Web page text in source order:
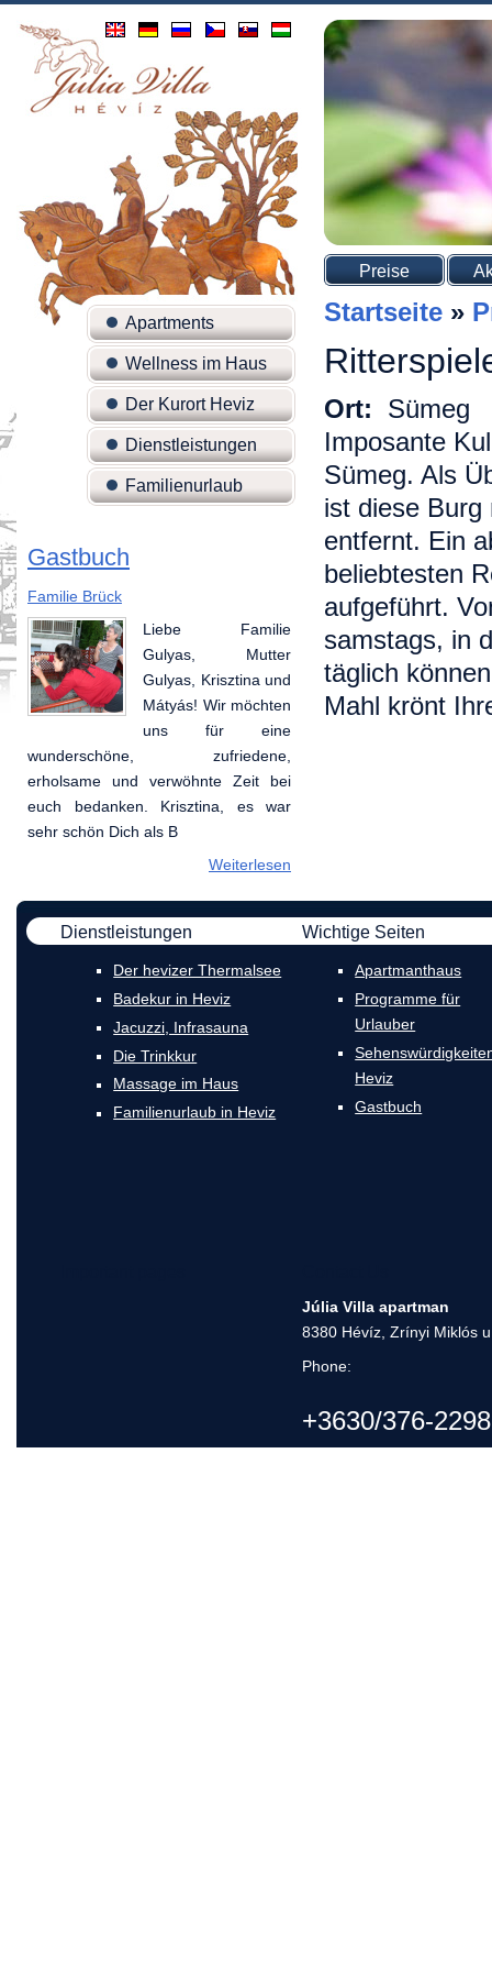
Preise
Apartments
Wellness im Haus
Der Kurort Heviz
Dienstleistungen
Familienurlaub
Gastbuch
Familie Brück
Liebe Familie
Gulyas, Mutter
Gulyas, Krisztina und
Mátyás! Wir möchten
uns für eine
wunderschöne, zufriedene,
erholsame und verwöhnte Zeit bei
euch bedanken. Krisztina, es war
sehr schön Dich als B
Weiterlesen
Annabell und Marc
Vielen Dank für die
schöne Zeit die wir
hier vorbringen
durften. Es hat Spaß
gemacht Ungarn
kennenzulernen im so freundlicher
und melter Geschaft. Hoffentlich
sehen wir uns mal wieder! Kim,
Chiara,
Weiterlesen
Startseite »
Ort:
Sümeg
Imposante
Sümeg. Als
ist diese Burg
entfernt. Ein
beliebtesten
aufgeführt.
samstags, in
täglich
Mahl krönt
Dienstleistungen
Der hevizer Thermalsee
Badekur in Heviz
Jacuzzi, Infrasauna
Die Trinkkur
Massage im Haus
Familienurlaub in Heviz
Wichtige Seiten
Apartmanthaus
Programme für
Urlauber
Heviz
Gastbuch
Júlia Villa apartman
8380 Hévíz, Zrínyi Miklós
Phone:
+3630/376-2298